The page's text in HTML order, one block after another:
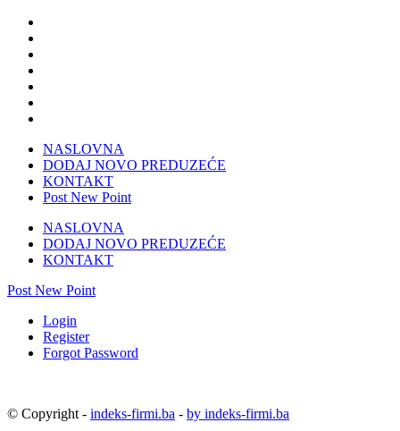
NASLOVNA
DODAJ NOVO PREDUZEĆE
KONTAKT
Post New Point
NASLOVNA
DODAJ NOVO PREDUZEĆE
KONTAKT
Post New Point
Login
Register
Forgot Password
© Copyright - indeks-firmi.ba - by indeks-firmi.ba